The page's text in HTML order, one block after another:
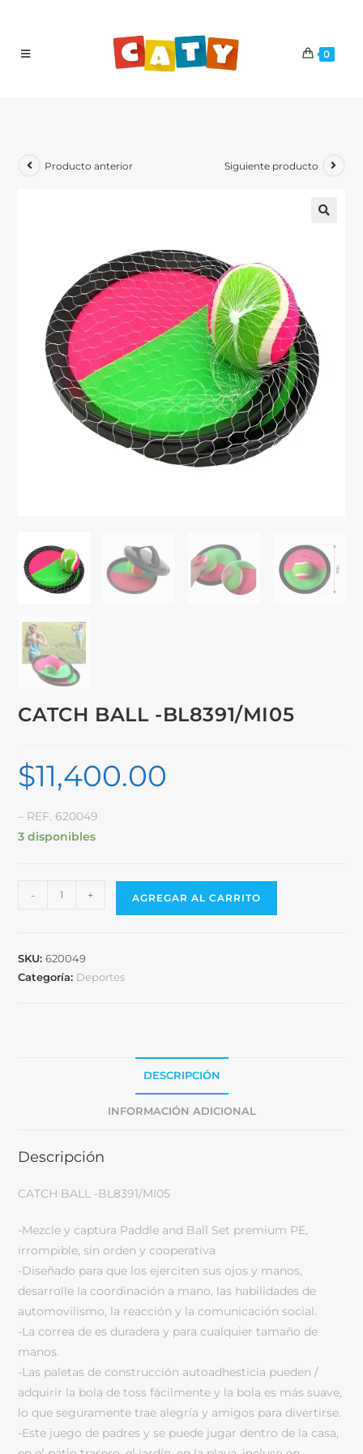
0
Producto anterior Siguiente producto
CATCH BALL -BL8391/MI05
$11,400.00
– REF. 620049
3 disponibles
- + AGREGAR AL CARRITO
SKU:620049
Categoría: Deportes
DESCRIPCIÓN
INFORMACIÓN ADICIONAL
Descripción
CATCH BALL -BL8391/MI05
-Mezcle y captura Paddle and Ball Set premium PE,
irrompible, sin orden y cooperativa
-Diseñado para que los ejerciten sus ojos y manos,
desarrolle la coordinación a mano, las habilidades de
automovilismo, la reacción y la comunicación social.
-La correa de es duradera y para cualquier tamaño de
manos.
-Las paletas de construcción autoadhesticia pueden /
adquirir la bola de toss fácilmente y la bola es más suave,
lo que seguramente trae alegría y amigos para divertirse.
-Este juego de padres y se puede jugar dentro de la casa,